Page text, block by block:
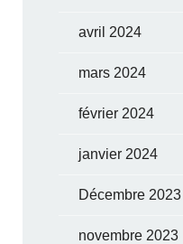
avril 2024
mars 2024
février 2024
janvier 2024
Décembre 2023
novembre 2023